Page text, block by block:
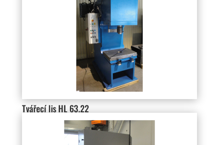
Tvářecí lis HL 63.22